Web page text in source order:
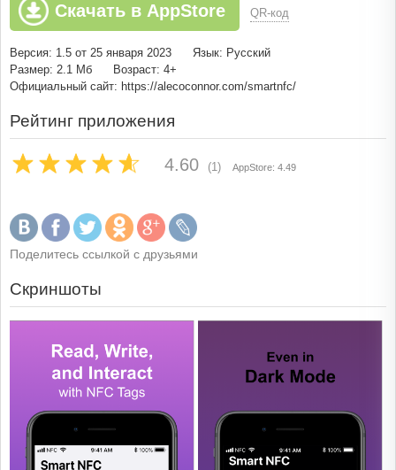
Скачать в AppStore QR-код
Версия: 1.5 от 25 января 2023
Язык: Русский
Размер: 2.1 Мб
Возраст: 4+
Официальный сайт: https://alecoconnor.com/smartnfc/
Рейтинг приложения
4.60 (1) AppStore: 4.49
Поделитесь ссылкой с друзьями
Скриншоты